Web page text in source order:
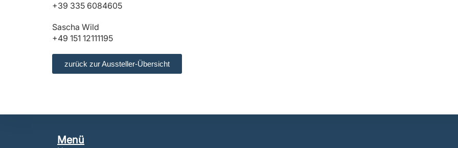
+39 335 6084605
Sascha Wild
+49 151 12111195
zurück zur Aussteller-Übersicht
Menü